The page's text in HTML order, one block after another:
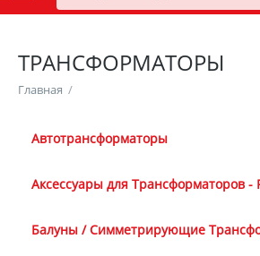
ТРАНСФОРМАТОРЫ
Главная /
Автотрансформаторы
Аксессуары для Трансформаторов -
Балуны / Симметрирующие